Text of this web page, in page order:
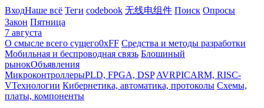
ВходНаше всё Теги codebook 无线电组件 Поиск Опросы
Закон Пятница
7 августа
О смысле всего сущего0xFF Средства и методы разработки
Мобильная и беспроводная связь Блошиный
рынокОбъявления
МикроконтроллерыPLD, FPGA, DSP AVRPICARM, RISC-
VТехнологии Кибернетика, автоматика, протоколы Схемы,
платы, компоненты